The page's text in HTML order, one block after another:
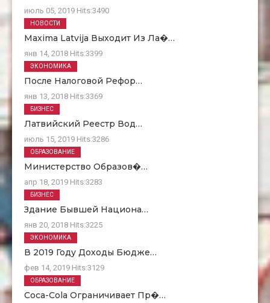
июль 05, 2019 Hits:3490
Maxima Latvija Выходит Из Ла�…
янв 14, 2018 Hits:3399
НОВОСТИ
После Налоговой Рефор…
янв 13, 2018 Hits:3369
ЭКОНОМИКА
Латвийский Реестр Вод…
июль 15, 2019 Hits:3286
БИЗНЕС
Министерство Образов�…
апр 18, 2019 Hits:3283
ОБРАЗОВАНИЕ
Здание Бывшей Национа…
янв 20, 2018 Hits:3225
БИЗНЕС
В 2019 Году Доходы Бюдже…
фев 14, 2019 Hits:3129
ЭКОНОМИКА
Coca-Cola Ограничивает Пр�…
ОБРАЗОВАНИЕ